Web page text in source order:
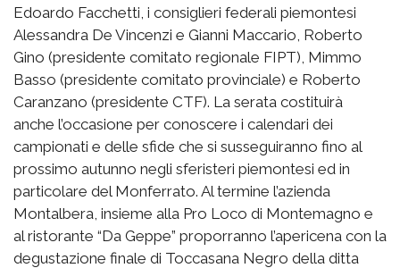
Edoardo Facchetti, i consiglieri federali piemontesi
Alessandra De Vincenzi e Gianni Maccario, Roberto
Gino (presidente comitato regionale FIPT), Mimmo
Basso (presidente comitato provinciale) e Roberto
Caranzano (presidente CTF). La serata costituirà
anche l’occasione per conoscere i calendari dei
campionati e delle sfide che si susseguiranno fino al
prossimo autunno negli sferisteri piemontesi ed in
particolare del Monferrato. Al termine l’azienda
Montalbera, insieme alla Pro Loco di Montemagno e
al ristorante “Da Geppe” proporranno l’apericena con la
degustazione finale di Toccasana Negro della ditta